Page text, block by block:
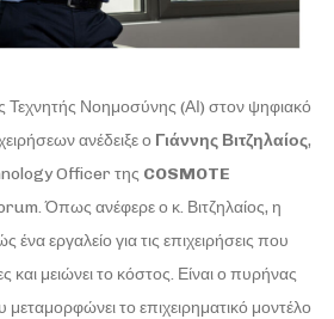
Τεχνητής Νοημοσύνης (ΑΙ) στον ψηφιακό
ανέδειξε ο Γιάννης Βιτζηλαίος,
Officer της COSMOTE
Όπως ανέφερε ο κ. Βιτζηλαίος, η
ένα εργαλείο για τις επιχειρήσεις που
και μειώνει το κόστος. Είναι ο πυρήνας
μεταμορφώνει το επιχειρηματικό μοντέλο